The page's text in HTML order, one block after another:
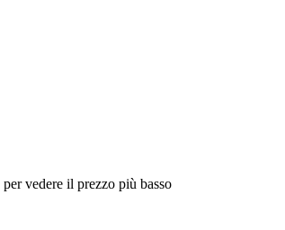
vedere il prezzo più basso